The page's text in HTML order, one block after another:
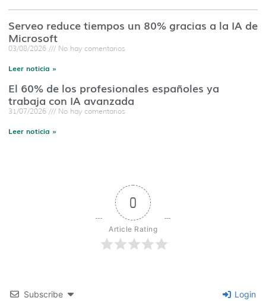
Serveo reduce tiempos un 80% gracias a la IA de
Microsoft
03/08/2026 No hay comentarios
Leer noticia »
El 60% de los profesionales españoles ya
trabaja con IA avanzada
31/07/2026 No hay comentarios
Leer noticia »
0
Article Rating
Subscribe Login